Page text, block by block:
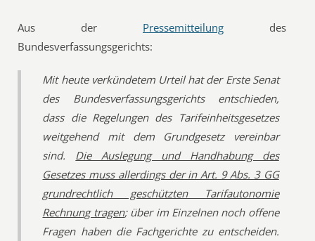
Aus der Pressemitteilung des
Bundesverfassungsgerichts:
Mit heute verkündetem Urteil hat der Erste Senat
des Bundesverfassungsgerichts entschieden,
dass die Regelungen des Tarifeinheitsgesetzes
weitgehend mit dem Grundgesetz vereinbar
sind. Die Auslegung und Handhabung des
Gesetzes muss allerdings der in Art. 9 Abs. 3 GG
grundrechtlich geschützten Tarifautonomie
Rechnung tragen; über im Einzelnen noch offene
Fragen haben die Fachgerichte zu entscheiden.